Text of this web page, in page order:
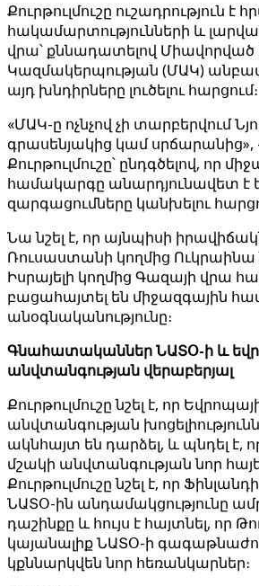
Քուրթուլմուշը ուշադրություն է
հակամարտությունների և
վրա՝ քննադատելով Միավորված
Կազմակերպության (ՄԱԿ)
այդ խնդիրները լուծելու հարցում։
«ՄԱԿ-ը ոչնչով չի տարբերվում
գրասենյակից կամ
Քուրթուլմուշը՝ ընդգծելով, որ
համակարգը անարդյունավետ է
զարգացումները կանխելու
Նա նշել է, որ այնպիսի
Ռուսաստանի կողմից Ուկրաինա
Իսրայելի կողմից Գազայի վրա
բացահայտել են միջազգային
անօգնականությունը։
Գնահատականներ ՆԱՏՕ-ի և
անվտանգության վերաբերյալ
Քուրթուլմուշը նշել է, որ
անվտանգության
ակնհայտ են դարձել, և պնդել է,
մշակի անվտանգության նոր
Քուրթուլմուշը նշել է, որ
ՆԱՏՕ-ին անդամակցությունը
դաշինքը և հույս է հայտնել, որ
կայանալիք ՆԱՏՕ-ի
կքննարկվեն նոր հեռանկարներ։